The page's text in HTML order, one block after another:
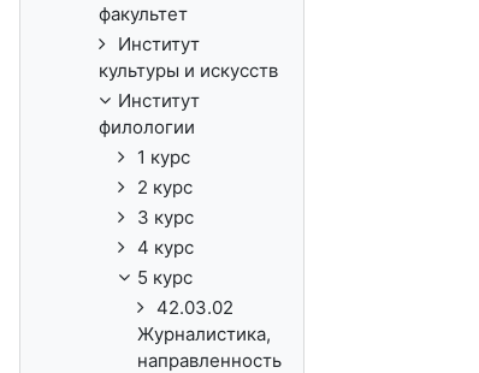
факультет
Институт
культуры и искусств
Институт
филологии
1 курс
2 курс
3 курс
4 курс
5 курс
42.03.02
Журналистика,
направленность